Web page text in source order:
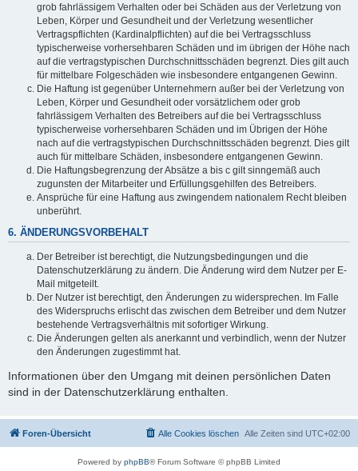
grob fahrlässigem Verhalten oder bei Schäden aus der Verletzung von
Leben, Körper und Gesundheit und der Verletzung wesentlicher
Vertragspflichten (Kardinalpflichten) auf die bei Vertragsschluss
typischerweise vorhersehbaren Schäden und im übrigen der Höhe nach
auf die vertragstypischen Durchschnittsschäden begrenzt. Dies gilt auch
für mittelbare Folgeschäden wie insbesondere entgangenen Gewinn.
Die Haftung ist gegenüber Unternehmern außer bei der Verletzung von
Leben, Körper und Gesundheit oder vorsätzlichem oder grob
fahrlässigem Verhalten des Betreibers auf die bei Vertragsschluss
typischerweise vorhersehbaren Schäden und im Übrigen der Höhe
nach auf die vertragstypischen Durchschnittsschäden begrenzt. Dies gilt
auch für mittelbare Schäden, insbesondere entgangenen Gewinn.
Die Haftungsbegrenzung der Absätze a bis c gilt sinngemäß auch
zugunsten der Mitarbeiter und Erfüllungsgehilfen des Betreibers.
Ansprüche für eine Haftung aus zwingendem nationalem Recht bleiben
unberührt.
6. ÄNDERUNGSVORBEHALT
Der Betreiber ist berechtigt, die Nutzungsbedingungen und die
Datenschutzerklärung zu ändern. Die Änderung wird dem Nutzer per E-
Mail mitgeteilt.
Der Nutzer ist berechtigt, den Änderungen zu widersprechen. Im Falle
des Widerspruchs erlischt das zwischen dem Betreiber und dem Nutzer
bestehende Vertragsverhältnis mit sofortiger Wirkung.
Die Änderungen gelten als anerkannt und verbindlich, wenn der Nutzer
den Änderungen zugestimmt hat.
Informationen über den Umgang mit deinen persönlichen Daten
sind in der Datenschutzerklärung enthalten.
Foren-Übersicht Alle Zeiten sind UTC+02:00
Alle Cookies löschen
Powered by phpBB® Forum Software © phpBB Limited